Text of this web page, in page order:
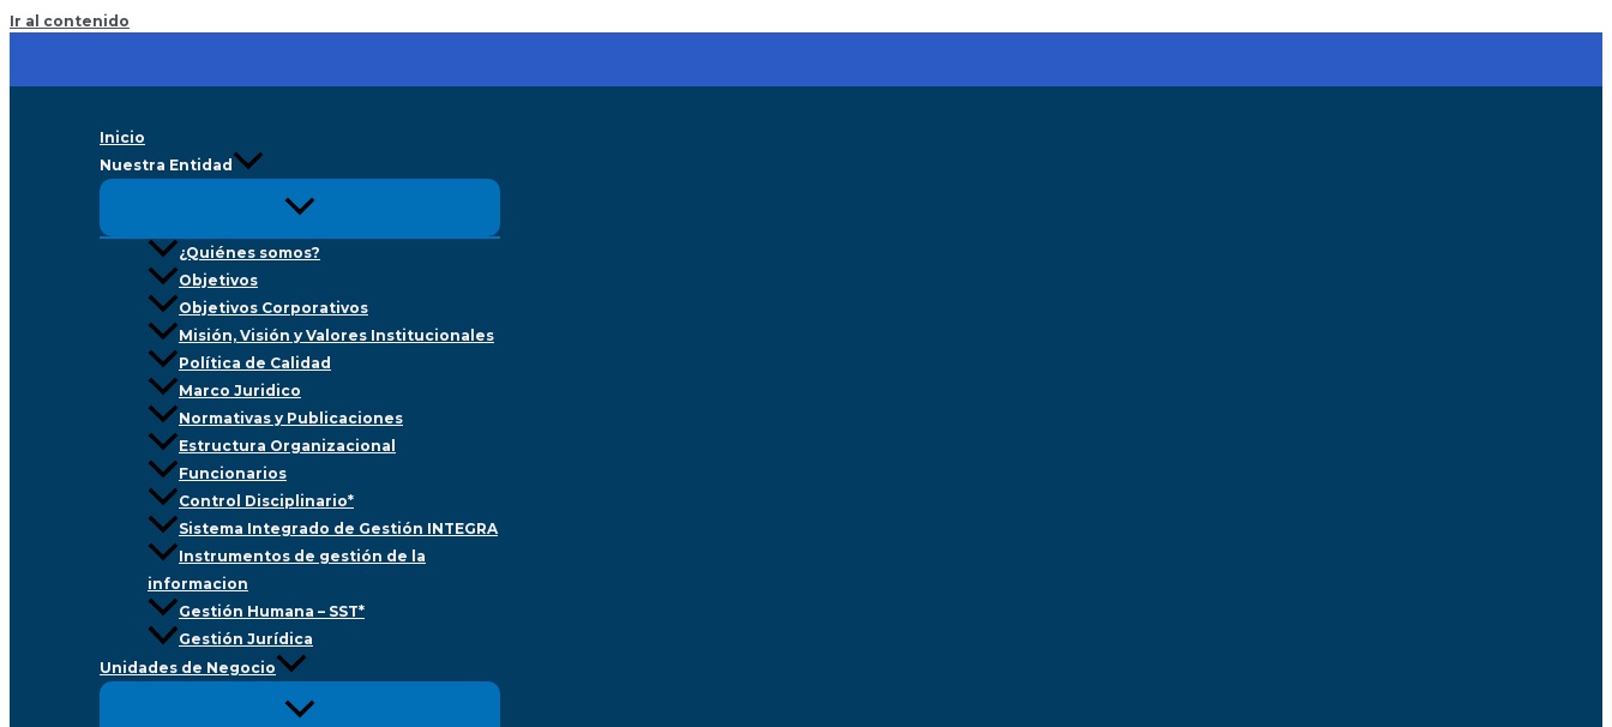
Ir al contenido
Inicio
Nuestra Entidad
¿Quiénes somos?
Objetivos
Objetivos Corporativos
Misión, Visión y Valores Institucionales
Política de Calidad
Marco Juridico
Normativas y Publicaciones
Estructura Organizacional
Funcionarios
Control Disciplinario*
Sistema Integrado de Gestión INTEGRA
Instrumentos de gestión de la
informacion
Gestión Humana – SST*
Gestión Jurídica
Unidades de Negocio